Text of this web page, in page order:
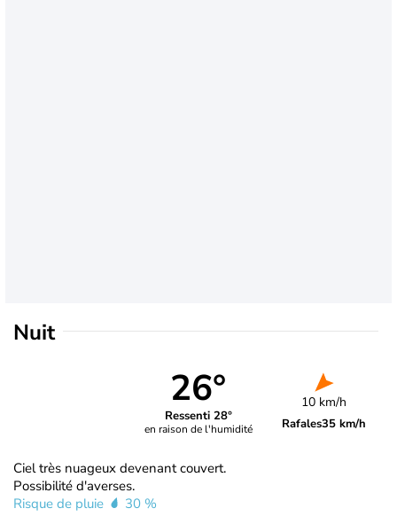
Nuit
26°
Ressenti 28°
en raison de l'humidité
10 km/h
Rafales35 km/h
Ciel très nuageux devenant couvert.
Possibilité d'averses.
Risque de pluie
30 %